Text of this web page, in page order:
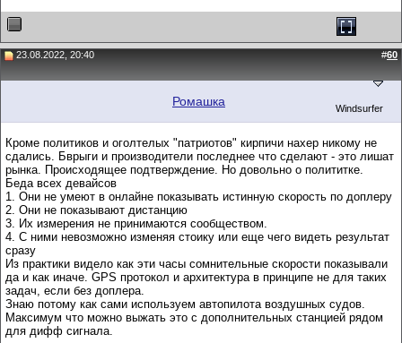
23.08.2022, 20:40 #60
Ромашка Windsurfer
Кроме политиков и оголтелых "патриотов" кирпичи нахер никому не
сдались. Бврыги и производители последнее что сделают - это лишат
рынка. Происходящее подтверждение. Но довольно о полититке.
Беда всех девайсов
1. Они не умеют в онлайне показывать истинную скорость по доплеру
2. Они не показывают дистанцию
3. Их измерения не принимаются сообществом.
4. С ними невозможно изменяя стоику или еще чего видеть результат
сразу
Из практики видело как эти часы сомнительные скорости показывали
да и как иначе. GPS протокол и архитектура в принципе не для таких
задач, если без доплера.
Знаю потому как сами используем автопилота воздушных судов.
Максимум что можно выжать это с дополнительных станцией рядом
для дифф сигнала.